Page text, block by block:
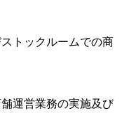
トックルームでの商
運営業務の実施及び